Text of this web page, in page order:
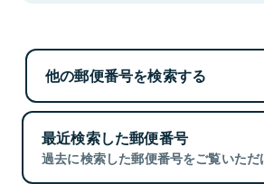
他の郵便番号を検索する
最近検索した郵便番号
過去に検索した郵便番号をご覧いただ